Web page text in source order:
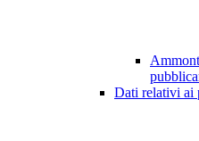
Dati relativi ai